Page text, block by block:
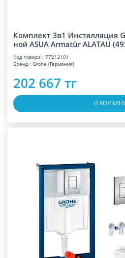
Комплект 3в1 Инстялляция
ной ASUA Armatür ALATAU
Код товара : 77212101
Бренд : Grohe (Германия)
202 667 тг
В